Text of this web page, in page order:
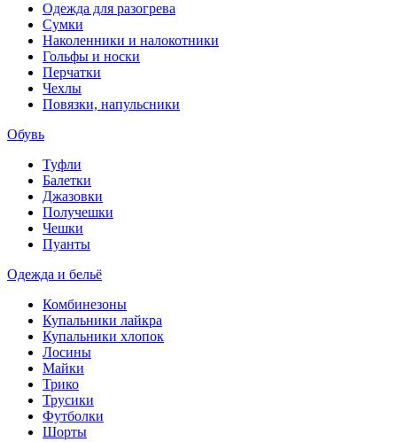
Одежда для разогрева
Сумки
Наколенники и налокотники
Гольфы и носки
Перчатки
Чехлы
Повязки, напульсники
Обувь
Туфли
Балетки
Джазовки
Получешки
Чешки
Пуанты
Одежда и бельё
Комбинезоны
Купальники лайкра
Купальники хлопок
Лосины
Майки
Трико
Трусики
Футболки
Шорты